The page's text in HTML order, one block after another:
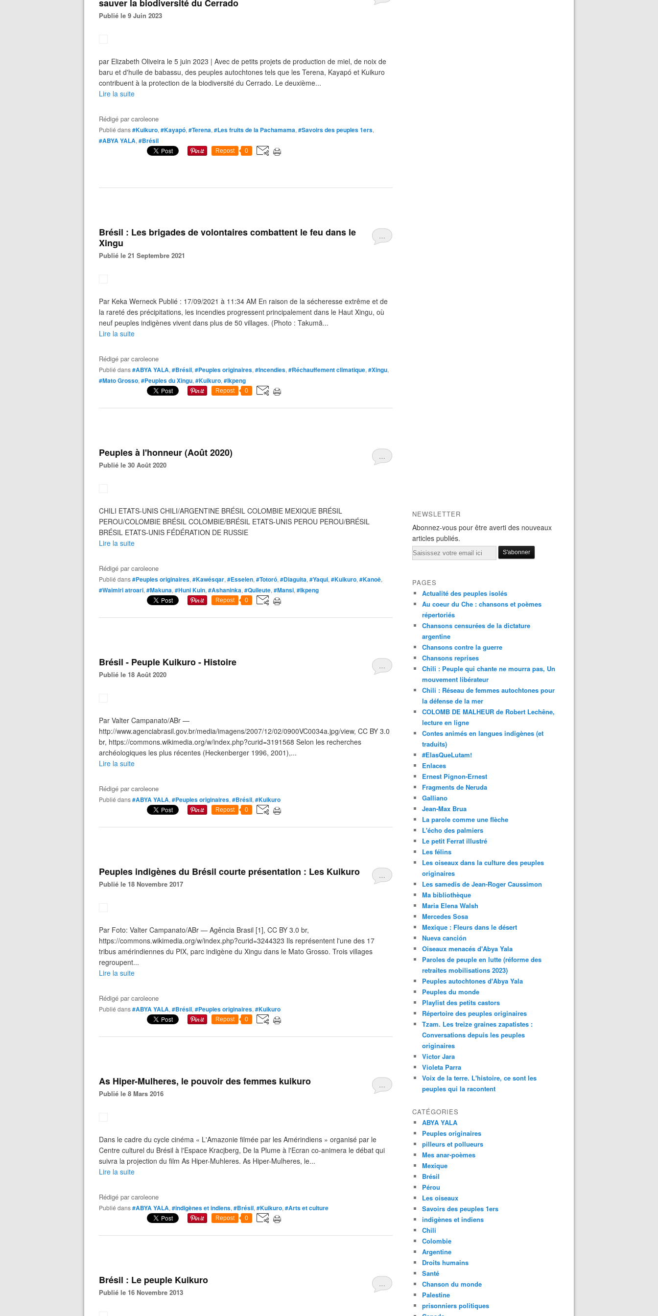
sauver la biodiversité du Cerrado
Publié le 9 Juin 2023
par Elizabeth Oliveira le 5 juin 2023 | Avec de petits projets de production de miel, de noix de
baru et d'huile de babassu, des peuples autochtones tels que les Terena, Kayapó et Kuikuro
contribuent à la protection de la biodiversité du Cerrado. Le deuxième...
Lire la suite
Rédigé parcaroleone
Publié dans#Kuikuro, #Kayapó, #Terena, #Les fruits de la Pachamama, #Savoirs des peuples 1ers,
#ABYA YALA, #Brésil
Repost 0
…
Brésil : Les brigades de volontaires combattent le feu dans le
Xingu
Publié le 21 Septembre 2021
Par Keka Werneck Publié : 17/09/2021 à 11:34 AM En raison de la sécheresse extrême et de
la rareté des précipitations, les incendies progressent principalement dans le Haut Xingu, où
neuf peuples indigènes vivent dans plus de 50 villages. (Photo : Takumã...
Lire la suite
Rédigé parcaroleone
Publié dans#ABYA YALA, #Brésil, #Peuples originaires, #Incendies, #Réchauffement climatique, #Xingu,
#Mato Grosso, #Peuples du Xingu, #Kuikuro, #Ikpeng
Repost 0
…
Peuples à l'honneur (Août 2020)
Publié le 30 Août 2020
CHILI ETATS-UNIS CHILI/ARGENTINE BRÉSIL COLOMBIE MEXIQUE BRÉSIL
PEROU/COLOMBIE BRÉSIL COLOMBIE/BRÉSIL ETATS-UNIS PEROU PEROU/BRÉSIL
BRÉSIL ETATS-UNIS FÉDÉRATION DE RUSSIE
Lire la suite
Rédigé parcaroleone
Publié dans#Peuples originaires, #Kawésqar, #Esselen, #Totoró, #Diaguita, #Yaqui, #Kuikuro, #Kanoê,
#Waimiri atroari, #Makuna, #Huni Kuin, #Ashaninka, #Quileute, #Mansi, #Ikpeng
Repost 0
…
Brésil - Peuple Kuikuro - Histoire
Publié le 18 Août 2020
Par Valter Campanato/ABr —
http://www.agenciabrasil.gov.br/media/imagens/2007/12/02/0900VC0034a.jpg/view, CC BY 3.0
br, https://commons.wikimedia.org/w/index.php?curid=3191568 Selon les recherches
archéologiques les plus récentes (Heckenberger 1996, 2001),...
Lire la suite
Rédigé parcaroleone
Publié dans#ABYA YALA, #Peuples originaires, #Brésil, #Kuikuro
Repost 0
…
Peuples indigènes du Brésil courte présentation : Les Kuikuro
Publié le 18 Novembre 2017
Par Foto: Valter Campanato/ABr — Agência Brasil [1], CC BY 3.0 br,
https://commons.wikimedia.org/w/index.php?curid=3244323 Ils représentent l'une des 17
tribus amérindiennes du PIX, parc indigène du Xingu dans le Mato Grosso. Trois villages
regroupent...
Lire la suite
Rédigé parcaroleone
Publié dans#ABYA YALA, #Brésil, #Peuples originaires, #Kuikuro
Repost 0
…
As Hiper-Mulheres, le pouvoir des femmes kuikuro
Publié le 8 Mars 2016
Dans le cadre du cycle cinéma « L'Amazonie filmée par les Amérindiens » organisé par le
Centre culturel du Brésil à l'Espace Kracjberg, De la Plume à l'Ecran co-animera le débat qui
suivra la projection du film As Hiper-Muhleres. As Hiper-Mulheres, le...
Lire la suite
Rédigé parcaroleone
Publié dans#ABYA YALA, #indigènes et indiens, #Brésil, #Kuikuro, #Arts et culture
Repost 0
…
Brésil : Le peuple Kuikuro
Publié le 16 Novembre 2013
NEWSLETTER
Abonnez-vous pour être averti des nouveaux
articles publiés.
Email
PAGES
Actualité des peuples isolés
Au coeur du Che : chansons et poèmes
répertoriés
Chansons censurées de la dictature
argentine
Chansons contre la guerre
Chansons reprises
Chili : Peuple qui chante ne mourra pas, Un
mouvement libérateur
Chili : Réseau de femmes autochtones pour
la défense de la mer
COLOMB DE MALHEUR de Robert Lechêne,
lecture en ligne
Contes animés en langues indigènes (et
traduits)
#ElasQueLutam!
Enlaces
Ernest Pignon-Ernest
Fragments de Neruda
Galliano
Jean-Max Brua
La parole comme une flèche
L'écho des palmiers
Le petit Ferrat illustré
Les félins
Les oiseaux dans la culture des peuples
originaires
Les samedis de Jean-Roger Caussimon
Ma bibliothèque
Maria Elena Walsh
Mercedes Sosa
Mexique : Fleurs dans le désert
Nueva canción
Oiseaux menacés d'Abya Yala
Paroles de peuple en lutte (réforme des
retraites mobilisations 2023)
Peuples autochtones d'Abya Yala
Peuples du monde
Playlist des petits castors
Répertoire des peuples originaires
Tzam. Les treize graines zapatistes :
Conversations depuis les peuples
originaires
Victor Jara
Violeta Parra
Voix de la terre. L'histoire, ce sont les
peuples qui la racontent
CATÉGORIES
ABYA YALA
Peuples originaires
pilleurs et pollueurs
Mes anar-poèmes
Mexique
Brésil
Pérou
Les oiseaux
Savoirs des peuples 1ers
indigènes et indiens
Chili
Colombie
Argentine
Droits humains
Santé
Chanson du monde
Palestine
prisonniers politiques